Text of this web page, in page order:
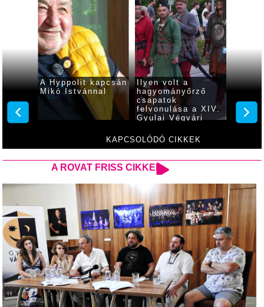
KAPCSOLÓDÓ CIKKEK
a
az
A Hyppolit kapcsán
Mikó Istvánnal
Ilyen volt a
hagyományőrző
csapatok
felvonulása a XIV.
Gyulai Végvári
A ROVAT FRISS CIKKEI